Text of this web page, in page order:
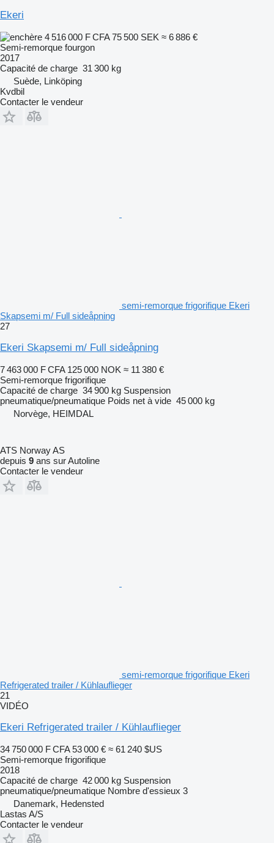
Ekeri
4 516 000 F CFA75 500 SEK ≈ 6 886 €
Semi-remorque fourgon
2017
Capacité de charge 31 300 kg
Suède, Linköping
Kvdbil
Contacter le vendeur
semi-remorque frigorifique Ekeri
Skapsemi m/ Full sideåpning
27
Ekeri Skapsemi m/ Full sideåpning
7 463 000 F CFA 125 000 NOK ≈ 11 380 €
Semi-remorque frigorifique
Capacité de charge 34 900 kg Suspension
pneumatique/pneumatique Poids net à vide 45 000 kg
Norvège, HEIMDAL
ATS Norway AS
depuis 9 ans sur Autoline
Contacter le vendeur
semi-remorque frigorifique Ekeri
Refrigerated trailer / Kühlauflieger
21
VIDÉO
Ekeri Refrigerated trailer / Kühlauflieger
34 750 000 F CFA 53 000 € ≈ 61 240 $US
Semi-remorque frigorifique
2018
Capacité de charge 42 000 kg Suspension
pneumatique/pneumatique Nombre d'essieux 3
Danemark, Hedensted
Lastas A/S
Contacter le vendeur